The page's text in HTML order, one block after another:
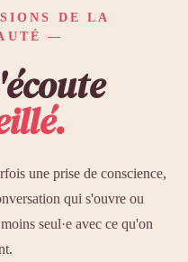
DE LA
—
une prise de conscience,
qui s'ouvre ou
seul·e avec ce qu'on